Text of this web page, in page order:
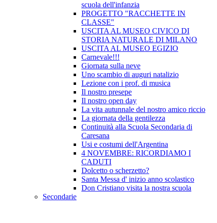
scuola dell'infanzia
PROGETTO "RACCHETTE IN
CLASSE"
USCITA AL MUSEO CIVICO DI
STORIA NATURALE DI MILANO
USCITA AL MUSEO EGIZIO
Carnevale!!!
Giornata sulla neve
Uno scambio di auguri natalizio
Lezione con i prof. di musica
Il nostro presepe
Il nostro open day
La vita autunnale del nostro amico riccio
La giornata della gentilezza
Continuità alla Scuola Secondaria di
Caresana
Usi e costumi dell'Argentina
4 NOVEMBRE: RICORDIAMO I
CADUTI
Dolcetto o scherzetto?
Santa Messa d' inizio anno scolastico
Don Cristiano visita la nostra scuola
Secondarie